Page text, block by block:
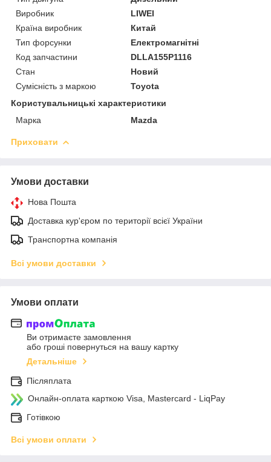
Виробник
LIWEI
Країна виробник
Китай
Тип форсунки
Електромагнітні
Код запчастини
DLLA155P1116
Стан
Новий
Сумісність з маркою
Toyota
Користувальницькі характеристики
Марка
Mazda
Приховати
Умови доставки
Нова Пошта
Доставка кур'єром по території всієї України
Транспортна компанія
Всі умови доставки
Умови оплати
Ви отримаєте замовлення
або гроші повернуться на вашу картку
Детальніше
Післяплата
Онлайн-оплата карткою Visa, Mastercard - LiqPay
Готівкою
Всі умови оплати